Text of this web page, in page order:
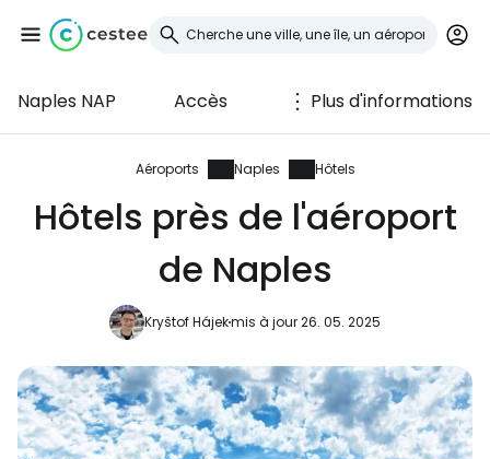
Naples NAP Accès Plus d'informations
Aéroports Naples Hôtels
Hôtels près de l'aéroport
de Naples
Kryštof Hájekmis à jour 26. 05. 2025
Se connecter à
Cestee
... la communauté mondiale des voyageurs
Continuer avec Google
Continuer avec Facebook